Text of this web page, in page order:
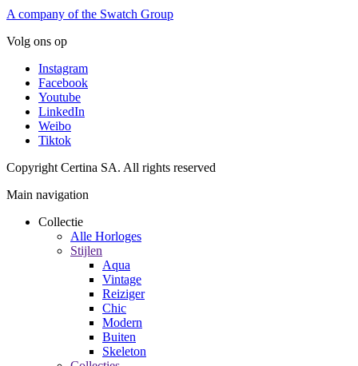
A company of the Swatch Group
Volg ons op
Instagram
Facebook
Youtube
LinkedIn
Weibo
Tiktok
Copyright Certina SA. All rights reserved
Main navigation
Collectie
Alle Horloges
Stijlen
Aqua
Vintage
Reiziger
Chic
Modern
Buiten
Skeleton